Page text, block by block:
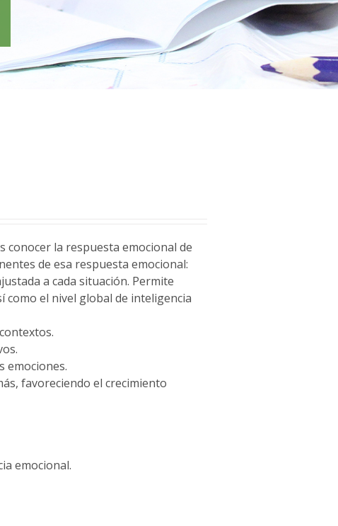
conocer la respuesta emocional de
de esa respuesta emocional:
a cada situación. Permite
como el nivel global de inteligencia
emociones.
favoreciendo el crecimiento
emocional.